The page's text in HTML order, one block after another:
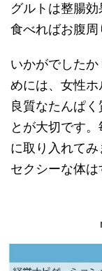
グルトは整腸
食べればお腹周
いかがでした
めには、女性ホ
良質なたんぱ
とが大切です
に取り入れてみ
セクシーな体は